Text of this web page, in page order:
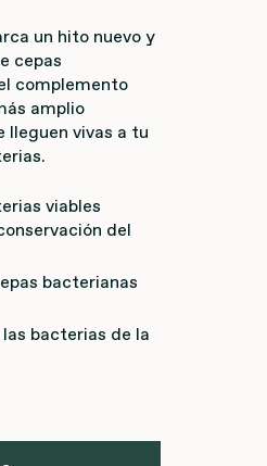
un hito nuevo y
cepas
complemento
amplio
lleguen vivas a tu
viables
del
bacterianas
bacterias de la